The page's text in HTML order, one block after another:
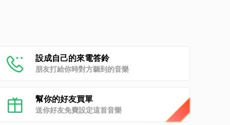
設成自己的來電答鈴
朋友打給你時對方聽到的音樂
幫你的好友買單
送你好友免費設定這首音樂